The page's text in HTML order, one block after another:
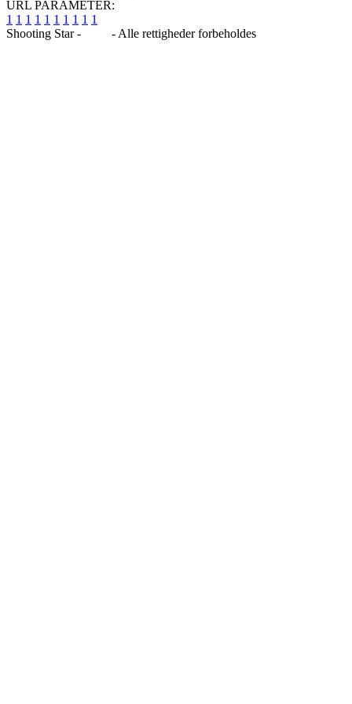
URL PARAMETER:
1 1 1 1 1 1 1 1 1 1
Shooting Star -
- Alle rettigheder forbeholdes